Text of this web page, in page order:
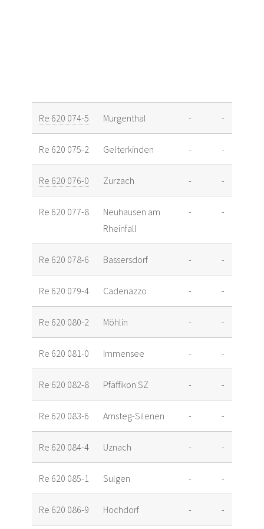
Re 620 074-5 Murgenthal - -
Re 620 075-2 Gelterkinden - -
Re 620 076-0 Zurzach - -
Re 620 077-8
Neuhausen am
Rheinfall
- -
Re 620 078-6 Bassersdorf - -
Re 620 079-4 Cadenazzo - -
Re 620 080-2 Möhlin - -
Re 620 081-0 Immensee - -
Re 620 082-8 Pfäffikon SZ - -
Re 620 083-6 Amsteg-Silenen - -
Re 620 084-4 Uznach - -
Re 620 085-1 Sulgen - -
Re 620 086-9 Hochdorf - -